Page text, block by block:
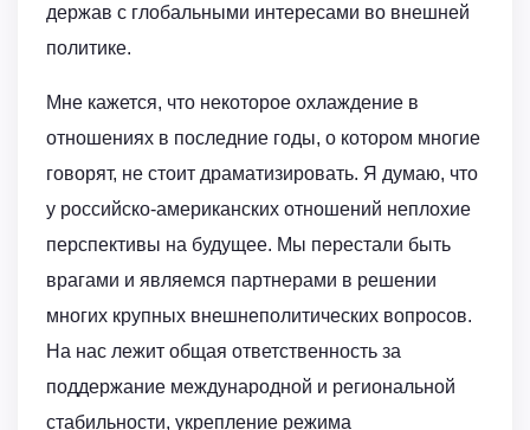
держав с глобальными интересами во внешней
политике.
Мне кажется, что некоторое охлаждение в
отношениях в последние годы, о котором многие
говорят, не стоит драматизировать. Я думаю, что
у российско-американских отношений неплохие
перспективы на будущее. Мы перестали быть
врагами и являемся партнерами в решении
многих крупных внешнеполитических вопросов.
На нас лежит общая ответственность за
поддержание международной и региональной
стабильности, укрепление режима